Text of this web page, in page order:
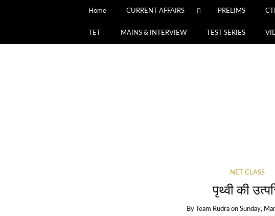
Home CURRENT AFFAIRS PRELIMS
TET MAINS & INTERVIEW TEST SERIES
NET CLASS
पृथ्वी की
By Team Rudra on Sunday,